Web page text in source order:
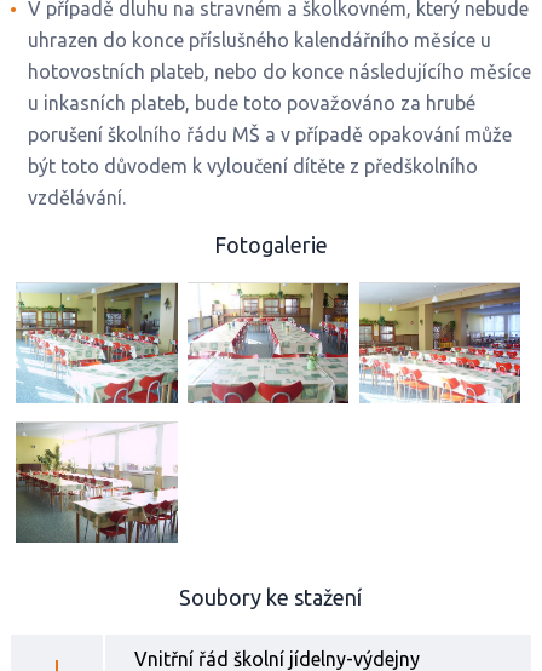
V případě dluhu na stravném a školkovném, který nebude
uhrazen do konce příslušného kalendářního měsíce u
hotovostních plateb, nebo do konce následujícího měsíce
u inkasních plateb, bude toto považováno za hrubé
porušení školního řádu MŠ a v případě opakování může
být toto důvodem k vyloučení dítěte z předškolního
vzdělávání.
Fotogalerie
Soubory ke stažení
Vnitřní řád školní jídelny-výdejny